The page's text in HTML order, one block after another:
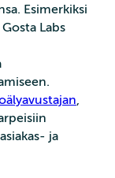
Esimerkiksi
Labs
,
ja